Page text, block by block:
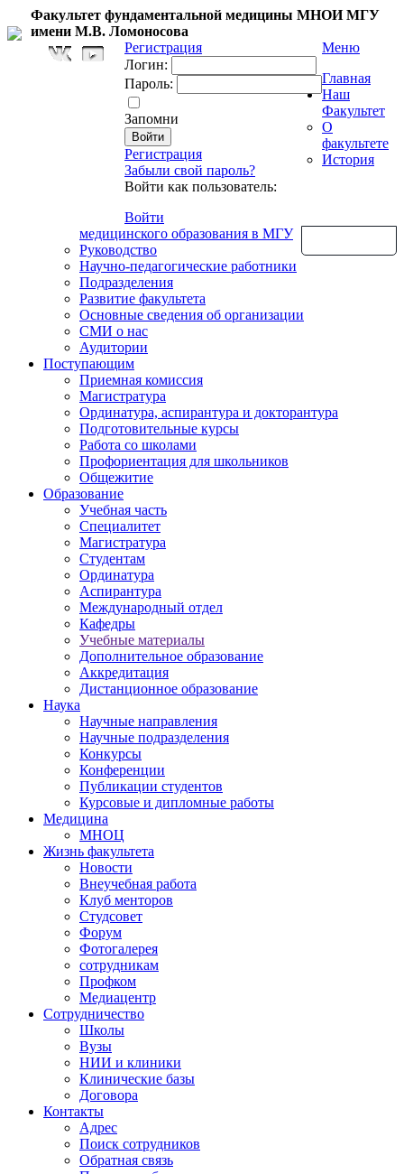
Факультет фундаментальной медицины МНОИ МГУ
имени М.В. Ломоносова
Регистрация
Логин:
Пароль:
Запомни
Регистрация
Забыли свой пароль?
Войти как пользователь:
Войти
Меню
Главная
Наш
Факультет
О
факультете
История
медицинского образования в МГУ
Руководство
Научно-педагогические работники
Подразделения
Развитие факультета
Основные сведения об организации
СМИ о нас
Аудитории
Поступающим
Приемная комиссия
Магистратура
Ординатура, аспирантура и докторантура
Подготовительные курсы
Работа со школами
Профориентация для школьников
Общежитие
Образование
Учебная часть
Специалитет
Магистратура
Студентам
Ординатура
Аспирантура
Международный отдел
Кафедры
Учебные материалы
Дополнительное образование
Аккредитация
Дистанционное образование
Наука
Научные направления
Научные подразделения
Конкурсы
Конференции
Публикации студентов
Курсовые и дипломные работы
Медицина
МНОЦ
Жизнь факультета
Новости
Внеучебная работа
Клуб менторов
Студсовет
Форум
Фотогалерея
сотрудникам
Профком
Медиацентр
Сотрудничество
Школы
Вузы
НИИ и клиники
Клинические базы
Договора
Контакты
Адрес
Поиск сотрудников
Обратная связь